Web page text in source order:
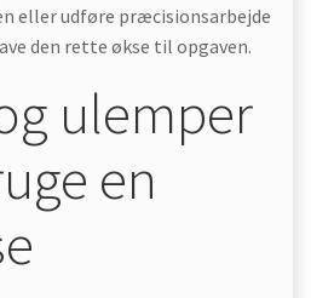
eller udføre præcisionsarbejde
den rette økse til opgaven.
ulemper
en